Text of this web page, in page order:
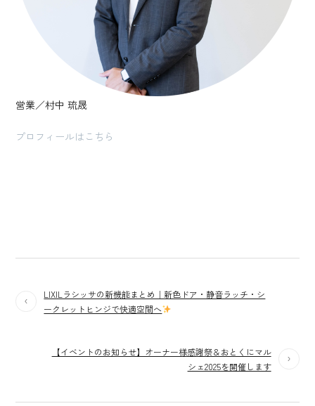
営業／村中 琉晟
プロフィールはこちら
LIXILラシッサの新機能まとめ｜新色ドア・静音ラッチ・シ
ークレットヒンジで快適空間へ
【イベントのお知らせ】オーナー様感謝祭＆おとくにマル
シェ2025を開催します